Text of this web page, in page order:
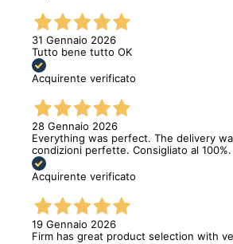
31 Gennaio 2026
Tutto bene tutto OK
Acquirente verificato
28 Gennaio 2026
Everything was perfect. The delivery
condizioni perfette. Consigliato al 100%.
Acquirente verificato
19 Gennaio 2026
Firm has great product selection with